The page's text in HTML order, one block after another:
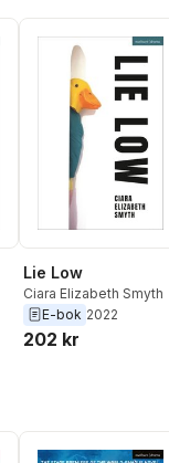
Lie Low
Ciara Elizabeth Smyth
E-bok 2022
202 kr